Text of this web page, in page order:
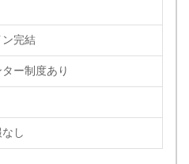
完結
ー制度あり
し